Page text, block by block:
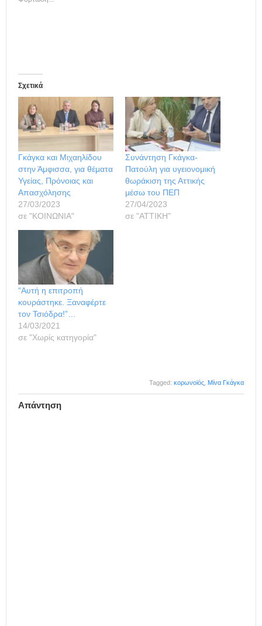
Σχετικά
Γκάγκα και Μιχαηλίδου
στην Άμφισσα, για θέματα
Υγείας, Πρόνοιας και
Απασχόλησης
27/03/2023
σε "ΚΟΙΝΩΝΙΑ"
Συνάντηση Γκάγκα-
Πατούλη για υγειονομική
θωράκιση της Αττικής
μέσω του ΠΕΠ
27/04/2023
σε "ΑΤΤΙΚΗ"
“Αυτή η επιτροπή
κουράστηκε. Ξαναφέρτε
τον Τσιόδρα!”…
14/03/2021
σε "Χωρίς κατηγορία"
Tagged: κορωνοϊός Μίνα Γκάγκα
Απάντηση